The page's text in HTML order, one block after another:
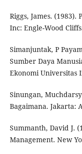
Riggs, James.
Inc: Engle-Wood
Simanjuntak, P
Sumber Daya
Ekonomi Universitas
Sinungan,
Bagaimana. Jakarta:
Summanth, David J.
Management. New